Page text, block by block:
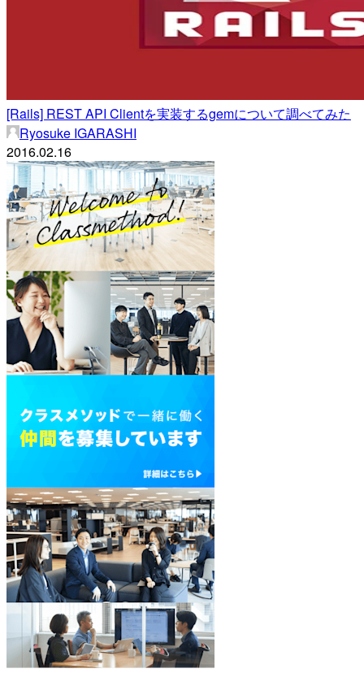
[Rails] REST API Clientを実装するgemについて調べてみた
Ryosuke IGARASHI
2016.02.16